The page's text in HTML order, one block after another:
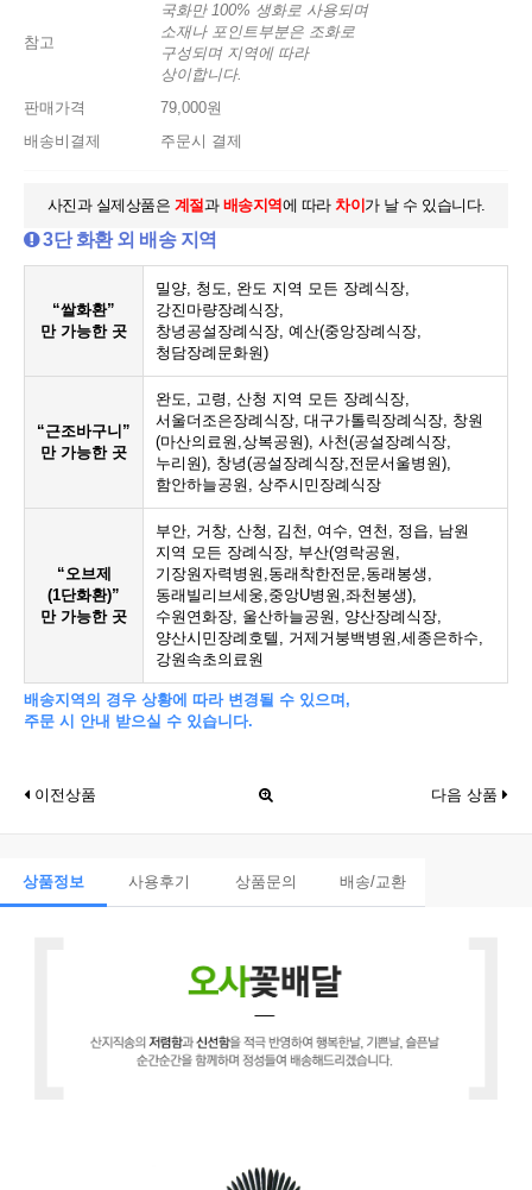
참고
국화만 100% 생화로 사용되며
소재나 포인트부분은 조화로
구성되며 지역에 따라
상이합니다.
판매가격
79,000원
배송비결제
주문시 결제
사진과 실제상품은 계절과 배송지역에 따라 차이 가 날 수 있습니다.
3단 화환 외 배송 지역
“쌀화환”
만 가능한 곳
밀양, 청도, 완도 지역 모든 장례식장,
강진마량장례식장,
창녕공설장례식장, 예산(중앙장례식장,
청담장례문화원)
“근조바구니”
만 가능한 곳
완도, 고령, 산청 지역 모든 장례식장,
서울더조은장례식장, 대구가톨릭장례식장, 창원
(마산의료원,상복공원), 사천(공설장례식장,
누리원), 창녕(공설장례식장,전문서울병원),
함안하늘공원, 상주시민장례식장
“오브제
(1단화환)”
만 가능한 곳
부안, 거창, 산청, 김천, 여수, 연천, 정읍, 남원
지역 모든 장례식장, 부산(영락공원,
기장원자력병원,동래착한전문,동래봉생,
동래빌리브세웅,중앙U병원,좌천봉생),
수원연화장, 울산하늘공원, 양산장례식장,
양산시민장례호텔, 거제거붕백병원,세종은하수,
강원속초의료원
배송지역의 경우 상황에 따라 변경될 수 있으며,
주문 시 안내 받으실 수 있습니다.
이전상품 다음 상품
상품정보 사용후기 상품문의 배송/교환